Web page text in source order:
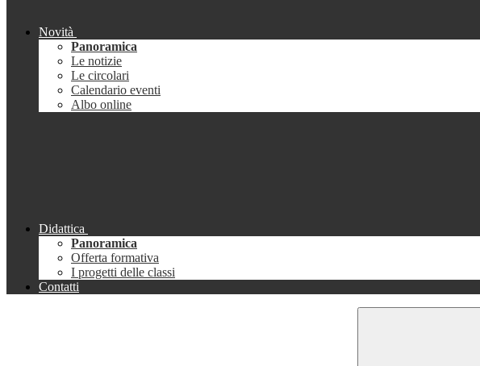
Novità
Panoramica
Le notizie
Le circolari
Calendario eventi
Albo online
Didattica
Panoramica
Offerta formativa
I progetti delle classi
Contatti